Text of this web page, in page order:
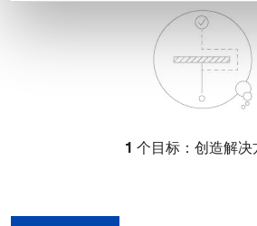
1 个目标：创造解决